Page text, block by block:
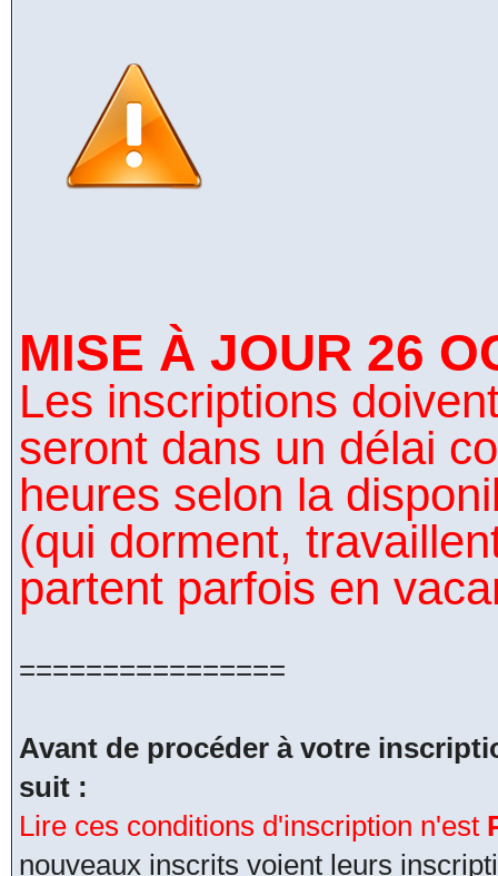
MISE À JOUR 26
Les inscriptions
seront dans un délai
heures selon la
(qui dorment,
partent parfois en
================
Avant de procéder à votre
suit :
Lire ces conditions d'inscription n'est
nouveaux inscrits voient leurs